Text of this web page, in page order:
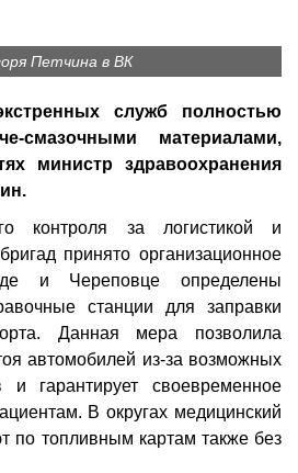
Петчина в ВК
служб полностью
смазочными материалами,
министр здравоохранения
контроля за логистикой и
принято организационное
и Череповце определены
станции для заправки
Данная мера позволила
автомобилей из-за возможных
и гарантирует своевременное
В округах медицинский
по топливным картам также без